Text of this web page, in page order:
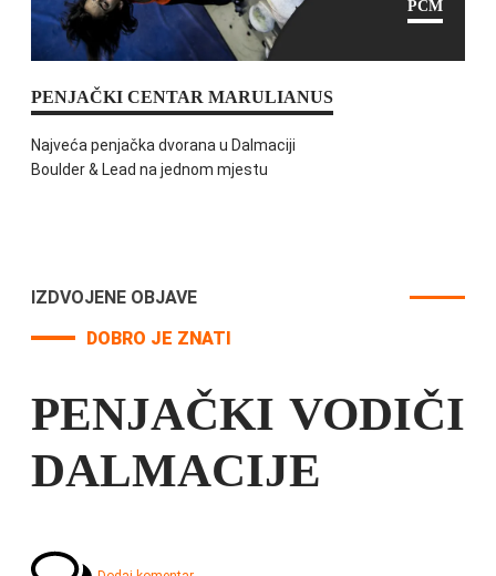
PCM
PENJAČKI CENTAR MARULIANUS
Najveća penjačka dvorana u Dalmaciji
Boulder & Lead na jednom mjestu
IZDVOJENE OBJAVE
DOBRO JE ZNATI
PENJAČKI VODIČI
DALMACIJE